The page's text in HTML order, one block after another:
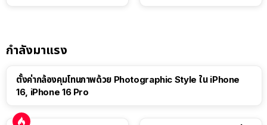
กำลังมาแรง
ตั้งค่ากล้องคุมโทนภาพด้วย Photographic Style ใน iPhone
16, iPhone 16 Pro